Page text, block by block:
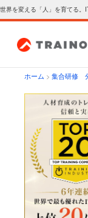
世界を変える「人」を育てる。
ホーム > 集合研修